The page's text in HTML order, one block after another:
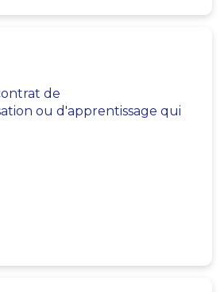
de
ou d'apprentissage qui